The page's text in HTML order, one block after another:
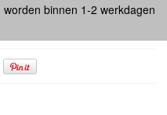
binnen 1-2 werkdagen